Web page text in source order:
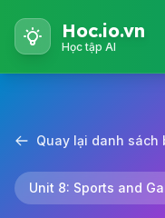
Hoc.io.vn
Học tập AI
Quay lại danh sách
Unit 8: Sports and